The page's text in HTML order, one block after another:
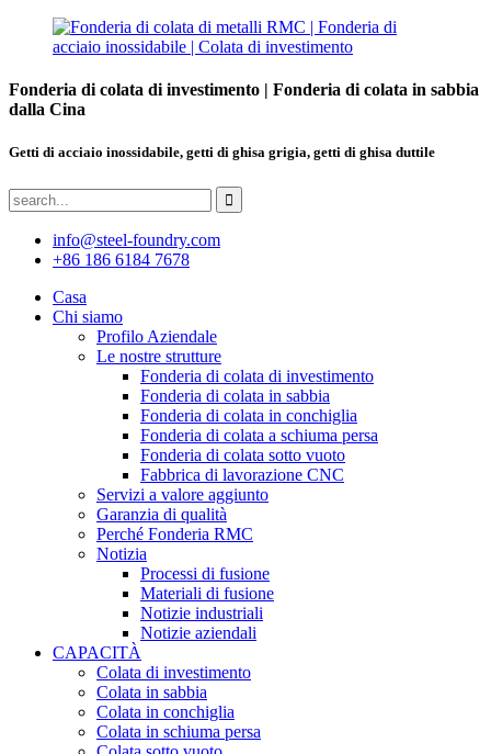
Fonderia di colata di investimento | Fonderia di colata in sabbia
dalla Cina
Getti di acciaio inossidabile, getti di ghisa grigia, getti di ghisa duttile
info@steel-foundry.com
+86 186 6184 7678
Casa
Chi siamo
Profilo Aziendale
Le nostre strutture
Fonderia di colata di investimento
Fonderia di colata in sabbia
Fonderia di colata in conchiglia
Fonderia di colata a schiuma persa
Fonderia di colata sotto vuoto
Fabbrica di lavorazione CNC
Servizi a valore aggiunto
Garanzia di qualità
Perché Fonderia RMC
Notizia
Processi di fusione
Materiali di fusione
Notizie industriali
Notizie aziendali
CAPACITÀ
Colata di investimento
Colata in sabbia
Colata in conchiglia
Colata in schiuma persa